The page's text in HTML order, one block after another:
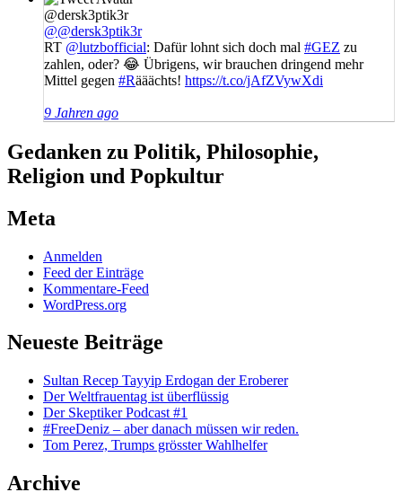
@dersk3ptik3r
@@dersk3ptik3r
RT @lutzbofficial: Dafür lohnt sich doch mal #GEZ zu
zahlen, oder? 😂 Übrigens, wir brauchen dringend mehr
Mittel gegen #Rääächts! https://t.co/jAfZVywXdi
9 Jahren ago
Gedanken zu Politik, Philosophie,
Religion und Popkultur
Meta
Anmelden
Feed der Einträge
Kommentare-Feed
WordPress.org
Neueste Beiträge
Sultan Recep Tayyip Erdogan der Eroberer
Der Weltfrauentag ist überflüssig
Der Skeptiker Podcast #1
#FreeDeniz – aber danach müssen wir reden.
Tom Perez, Trumps grösster Wahlhelfer
Archive